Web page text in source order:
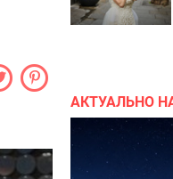
АКТУАЛЬНО